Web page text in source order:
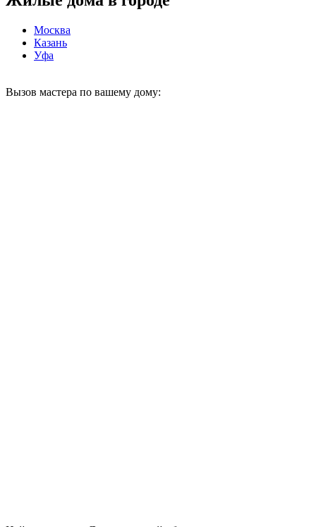
Москва
Казань
Уфа
Вызов мастера по вашему дому: